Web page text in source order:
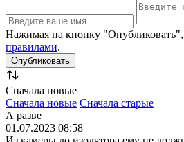
Нажимая на кнопку "Опубликовать",
правилами.
Сначала новые
Сначала новые Сначала старые
А разве
01.07.2023 08:58